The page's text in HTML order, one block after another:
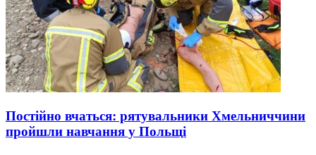
Постійно вчаться: рятувальники Хмельниччини
пройшли навчання у Польщі